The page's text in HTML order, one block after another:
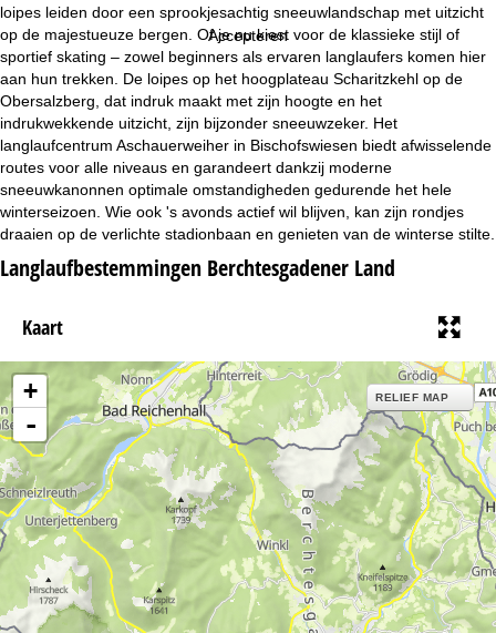
Accepteren
a
g
i
n
a
loipes leiden door een sprookjesachtig sneeuwlandschap met uitzicht
op de majestueuze bergen. Of je nu kiest voor de klassieke stijl of
sportief skating – zowel beginners als ervaren langlaufers komen hier
aan hun trekken. De loipes op het hoogplateau Scharitzkehl op de
Obersalzberg, dat indruk maakt met zijn hoogte en het
indrukwekkende uitzicht, zijn bijzonder sneeuwzeker. Het
langlaufcentrum Aschauerweiher in Bischofswiesen biedt afwisselende
routes voor alle niveaus en garandeert dankzij moderne
sneeuwkanonnen optimale omstandigheden gedurende het hele
winterseizoen. Wie ook 's avonds actief wil blijven, kan zijn rondjes
draaien op de verlichte stadionbaan en genieten van de winterse stilte.
Langlaufbestemmingen Berchtesgadener Land
Kaart
+
-
RELIEF MAP